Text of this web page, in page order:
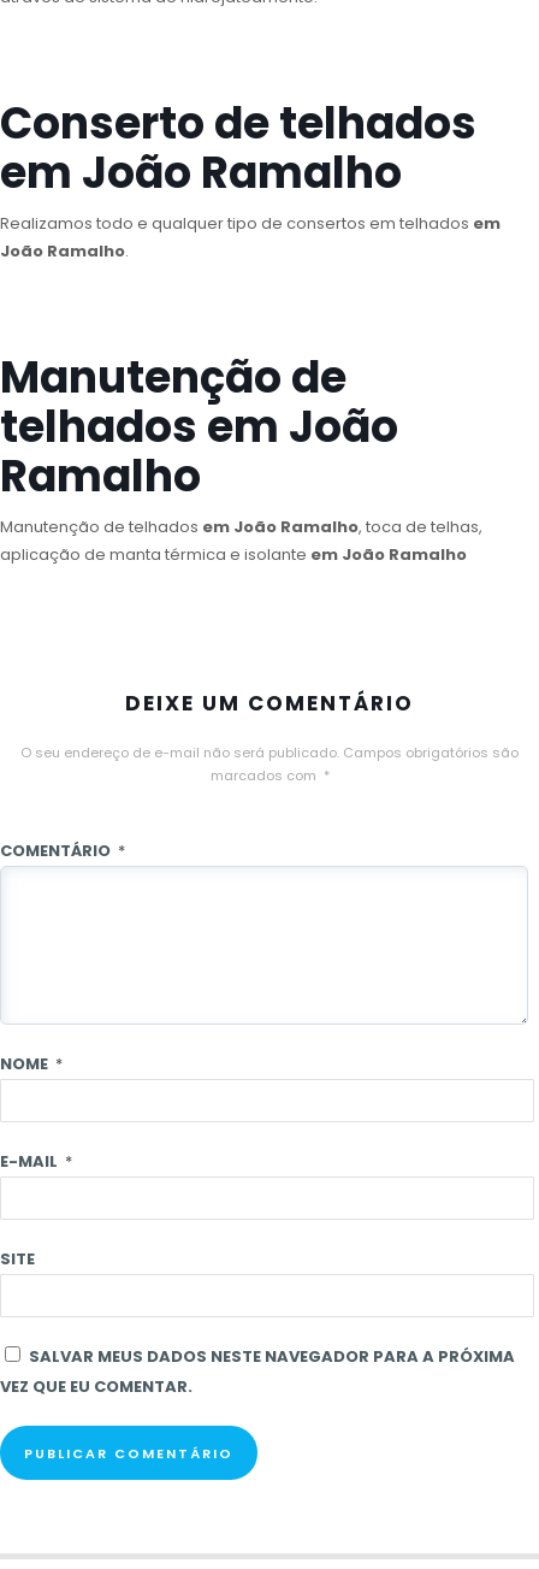
Conserto de telhados
em João Ramalho
Realizamos todo e qualquer tipo de consertos em telhados em
João Ramalho.
Manutenção de
telhados em João
Ramalho
Manutenção de telhados em João Ramalho, toca de telhas,
aplicação de manta térmica e isolante em João Ramalho
DEIXE UM COMENTÁRIO
O seu endereço de e-mail não será publicado. Campos obrigatórios são
marcados com *
COMENTÁRIO *
NOME *
E-MAIL *
SITE
SALVAR MEUS DADOS NESTE NAVEGADOR PARA A PRÓXIMA
VEZ QUE EU COMENTAR.